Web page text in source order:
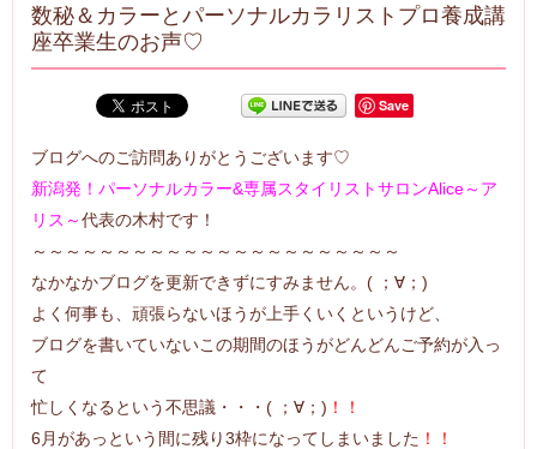
数秘＆カラーとパーソナルカラリストプロ養成講
座卒業生のお声♡
Save
ブログへのご訪問ありがとうございます♡
新潟発！パーソナルカラー&専属スタイリストサロンAlice～ア
リス～代表の木村です！
～～～～～～～～～～～～～～～～～～～～～～
なかなかブログを更新できずにすみません。( ；∀；)
よく何事も、頑張らないほうが上手くいくというけど、
ブログを書いていないこの期間のほうがどんどんご予約が入っ
て
忙しくなるという不思議・・・( ；∀；) ！！
6月があっという間に残り3枠になってしまいました ！！